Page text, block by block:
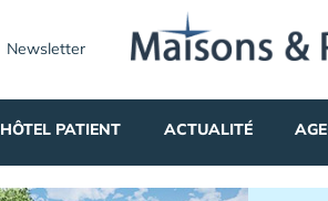
Newsletter
HÔTEL PATIENT ACTUALITÉ